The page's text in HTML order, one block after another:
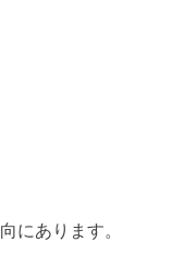
にあります。